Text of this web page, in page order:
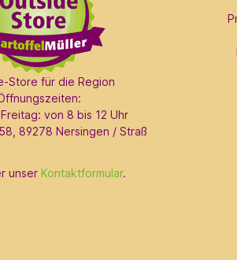
Store für die Region
von 8 bis 12 Uhr
89278 Nersingen / Straß
unser Kontaktformular.